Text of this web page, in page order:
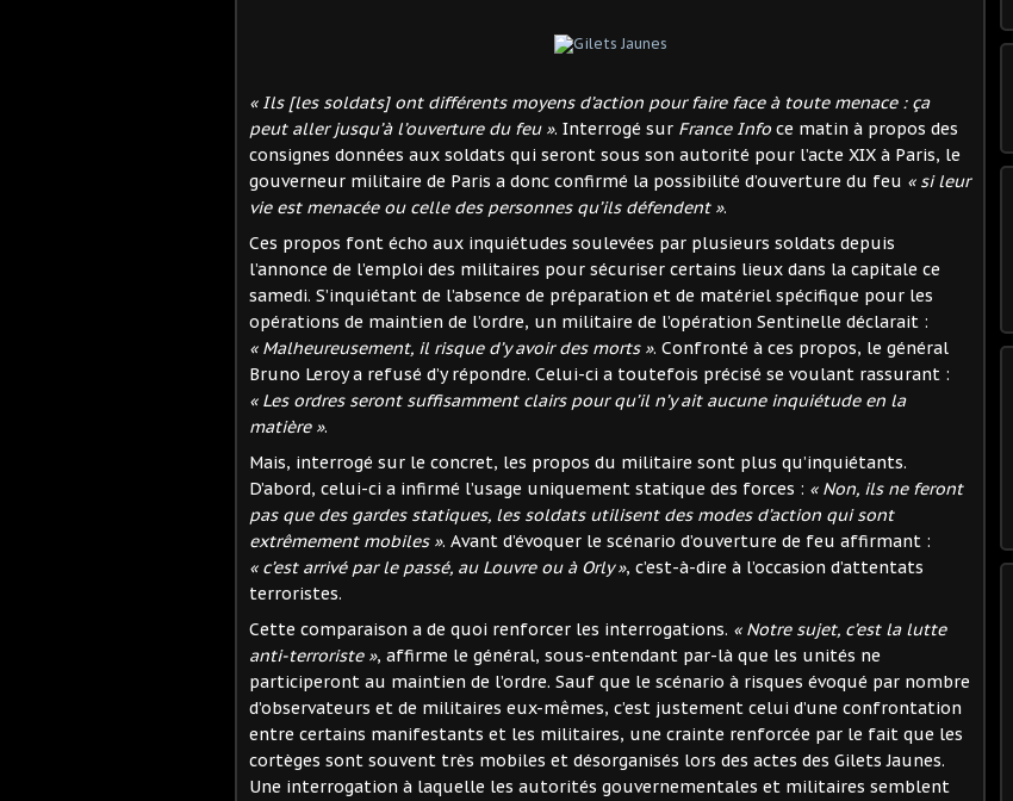
« Ils [les soldats] ont différents moyens d’action pour faire face à toute menace : ça
peut aller jusqu’à l’ouverture du feu ». Interrogé sur France Info ce matin à propos des
consignes données aux soldats qui seront sous son autorité pour l’acte XIX à Paris, le
gouverneur militaire de Paris a donc confirmé la possibilité d’ouverture du feu « si leur
vie est menacée ou celle des personnes qu’ils défendent ».
Ces propos font écho aux inquiétudes soulevées par plusieurs soldats depuis
l’annonce de l’emploi des militaires pour sécuriser certains lieux dans la capitale ce
samedi. S’inquiétant de l’absence de préparation et de matériel spécifique pour les
opérations de maintien de l’ordre, un militaire de l’opération Sentinelle déclarait :
« Malheureusement, il risque d’y avoir des morts ». Confronté à ces propos, le général
Bruno Leroy a refusé d’y répondre. Celui-ci a toutefois précisé se voulant rassurant :
« Les ordres seront suffisamment clairs pour qu’il n’y ait aucune inquiétude en la
matière ».
Mais, interrogé sur le concret, les propos du militaire sont plus qu’inquiétants.
D’abord, celui-ci a infirmé l’usage uniquement statique des forces : « Non, ils ne feront
pas que des gardes statiques, les soldats utilisent des modes d’action qui sont
extrêmement mobiles ». Avant d’évoquer le scénario d’ouverture de feu affirmant :
« c’est arrivé par le passé, au Louvre ou à Orly », c’est-à-dire à l’occasion d’attentats
terroristes.
Cette comparaison a de quoi renforcer les interrogations. « Notre sujet, c’est la lutte
anti-terroriste », affirme le général, sous-entendant par-là que les unités ne
participeront au maintien de l’ordre. Sauf que le scénario à risques évoqué par nombre
d’observateurs et de militaires eux-mêmes, c’est justement celui d’une confrontation
entre certains manifestants et les militaires, une crainte renforcée par le fait que les
cortèges sont souvent très mobiles et désorganisés lors des actes des Gilets Jaunes.
Une interrogation à laquelle les autorités gouvernementales et militaires semblent